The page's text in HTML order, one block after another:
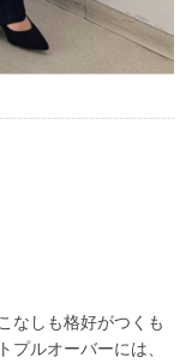
なしも格好がつくも
プルオーバーには、